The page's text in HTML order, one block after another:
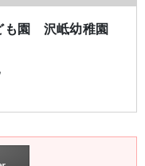
も園 沢岻幼稚園